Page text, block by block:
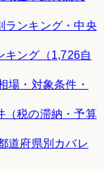
ランキング・中央
キング（1,726自
場・対象条件・
（税の滞納・予算
道府県別カバレ